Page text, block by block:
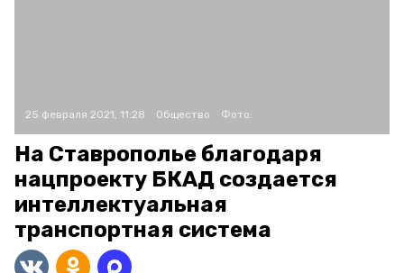
25 февраля 2021, 11:28 Общество Фото:
На Ставрополье благодаря
нацпроекту БКАД создается
интеллектуальная
транспортная система